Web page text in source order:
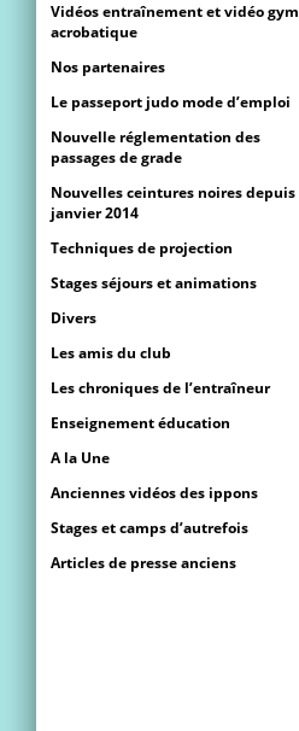
Vidéos entraînement et vidéo gym
acrobatique
Nos partenaires
Le passeport judo mode d’emploi
Nouvelle réglementation des
passages de grade
Nouvelles ceintures noires depuis
janvier 2014
Techniques de projection
Stages séjours et animations
Divers
Les amis du club
Les chroniques de l’entraîneur
Enseignement éducation
A la Une
Anciennes vidéos des ippons
Stages et camps d’autrefois
Articles de presse anciens